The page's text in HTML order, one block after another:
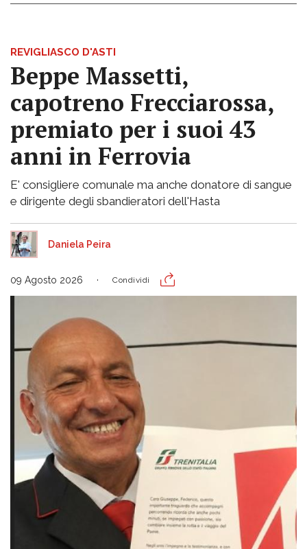
REVIGLIASCO D'ASTI
Beppe Massetti,
capotreno Frecciarossa,
premiato per i suoi 43
anni in Ferrovia
E' consigliere comunale ma anche donatore di sangue
e dirigente degli sbandieratori dell'Hasta
Daniela Peira
09 Agosto 2026 Condividi